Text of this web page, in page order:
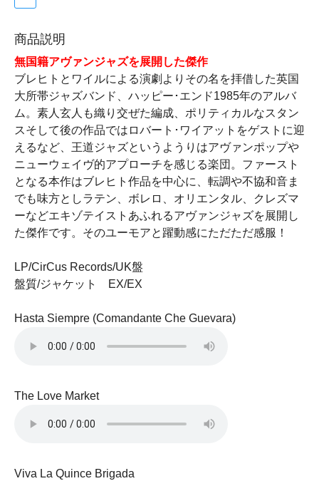
商品説明
無国籍アヴァンジャズを展開した傑作
ブレヒトとワイルによる演劇よりその名を拝借した英国
大所帯ジャズバンド、ハッピー･エンド1985年のアルバ
ム。素人玄人も織り交ぜた編成、ポリティカルなスタン
スそして後の作品ではロバート･ワイアットをゲストに迎
えるなど、王道ジャズというようりはアヴァンポップや
ニューウェイヴ的アプローチを感じる楽団。ファースト
となる本作はブレヒト作品を中心に、転調や不協和音ま
でも味方としラテン、ボレロ、オリエンタル、クレズマ
ーなどエキゾテイストあふれるアヴァンジャズを展開し
た傑作です。そのユーモアと躍動感にただただ感服！
LP/CirCus Records/UK盤
盤質/ジャケット EX/EX
Hasta Siempre (Comandante Che Guevara)
The Love Market
Viva La Quince Brigada